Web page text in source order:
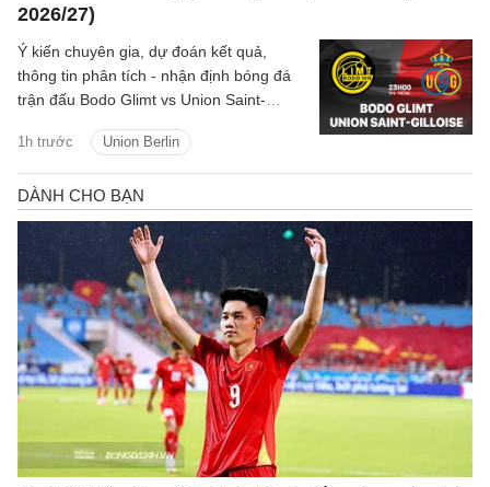
2026/27)
1h trước Union Berlin
Ý kiến chuyên gia, dự đoán kết quả,
thông tin phân tích - nhận định bóng đá
trận đấu Bodo Glimt vs Union Saint-
2026/27 hôm nay.